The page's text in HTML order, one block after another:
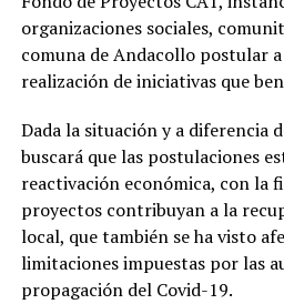
organizaciones sociales,
comuna de Andacollo postular
realización de iniciativas que
Dada la situación y a diferencia
buscará que las postulaciones
reactivación económica, con la
proyectos contribuyan a la
local, que también se ha visto
limitaciones impuestas por las
propagación del Covid-19.